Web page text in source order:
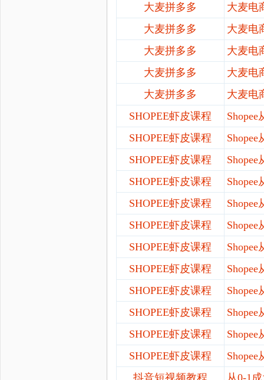
大麦拼多多
大麦电
大麦拼多多
大麦电
大麦拼多多
大麦电
大麦拼多多
大麦电
大麦拼多多
大麦电
SHOPEE虾皮课程
SHOPEE虾皮课程
SHOPEE虾皮课程
SHOPEE虾皮课程
SHOPEE虾皮课程
SHOPEE虾皮课程
SHOPEE虾皮课程
SHOPEE虾皮课程
SHOPEE虾皮课程
SHOPEE虾皮课程
SHOPEE虾皮课程
SHOPEE虾皮课程
抖音短视频教程
从0-1